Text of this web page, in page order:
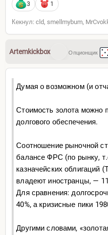
3 1
Кекнул: cld, smellmybum,
Artemkickbox Опционщик
Думая о возможном (и
Стоимость золота можно
долгового обеспечения.
Соотношение рыночной
балансе ФРС (по рынку,
казначейских облигаций
владеют иностранцы, —
Для сравнения:
40%, а кризисные пики
Другими словами,